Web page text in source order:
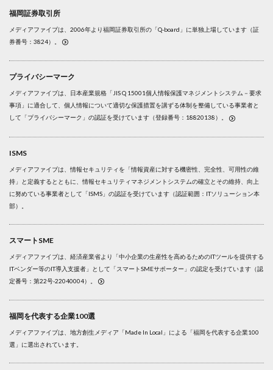
福岡証券取引所
メディアファイブは、2006年より福岡証券取引所の「Q-board」に単独上場しています（証
券番号：3824）。
プライバシーマーク
メディアファイブは、日本産業規格「JIS Q 15001個人情報保護マネジメントシステム－要求
事項」に適合して、個人情報について適切な保護措置を講ずる体制を整備している事業者と
して「プライバシーマーク」の認証を受けています（登録番号：18820138）。
ISMS
メディアファイブは、情報セキュリティを「情報資産に対する機密性、完全性、可用性の維
持」と定義するとともに、情報セキュリティマネジメントシステムの確立とその維持、向上
に努めている事業者として「ISMS」の認証を受けています（認証範囲：ITソリューション本
部）。
スマートSME
メディアファイブは、経済産業省より「中小企業の生産性を高めるためのITツールを提供する
ITベンダー等のIT導入支援者」として「スマートSMEサポーター」の認定を受けています（認
定番号：第22号-22040004）。
福岡を代表する企業100選
メディアファイブは、地方創生メディア「Made In Local」による「福岡を代表する企業100
選」に選出されています。